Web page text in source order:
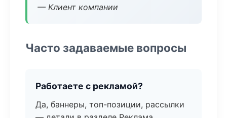
— Клиент компании
Часто задаваемые вопросы
Работаете с рекламой?
Да, баннеры, топ-позиции, рассылки